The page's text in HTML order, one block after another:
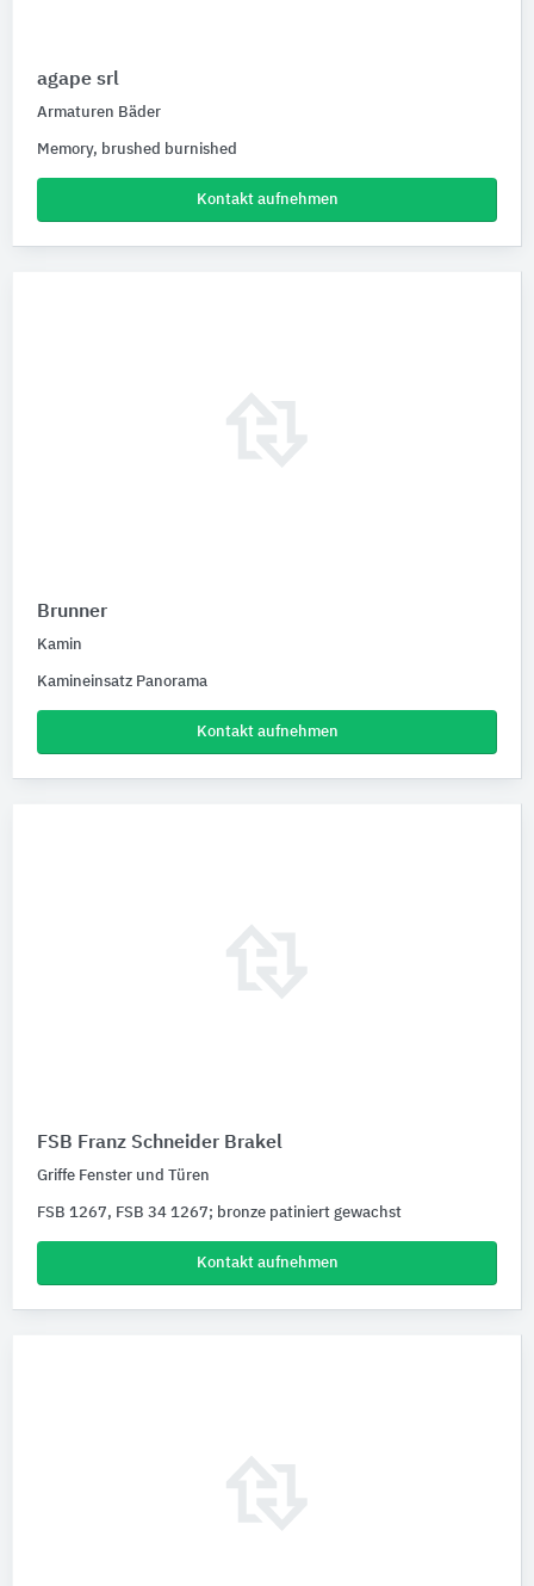
agape srl
Armaturen Bäder
Memory, brushed burnished
Kontakt aufnehmen
Brunner
Kamin
Kamineinsatz Panorama
Kontakt aufnehmen
FSB Franz Schneider Brakel
Griffe Fenster und Türen
FSB 1267, FSB 34 1267; bronze patiniert gewachst
Kontakt aufnehmen